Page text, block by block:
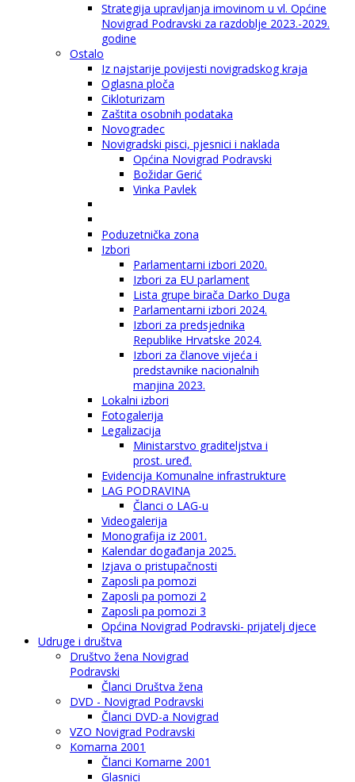
Strategija upravljanja imovinom u vl. Općine
Novigrad Podravski za razdoblje 2023.-2029.
godine
Ostalo
Iz najstarije povijesti novigradskog kraja
Oglasna ploča
Cikloturizam
Zaštita osobnih podataka
Novogradec
Novigradski pisci, pjesnici i naklada
Općina Novigrad Podravski
Božidar Gerić
Vinka Pavlek
Poduzetnička zona
Izbori
Parlamentarni izbori 2020.
Izbori za EU parlament
Lista grupe birača Darko Duga
Parlamentarni izbori 2024.
Izbori za predsjednika
Republike Hrvatske 2024.
Izbori za članove vijeća i
predstavnike nacionalnih
manjina 2023.
Lokalni izbori
Fotogalerija
Legalizacija
Ministarstvo graditeljstva i
prost. uređ.
Evidencija Komunalne infrastrukture
LAG PODRAVINA
Članci o LAG-u
Videogalerija
Monografija iz 2001.
Kalendar događanja 2025.
Izjava o pristupačnosti
Zaposli pa pomozi
Zaposli pa pomozi 2
Zaposli pa pomozi 3
Općina Novigrad Podravski- prijatelj djece
Udruge i društva
Društvo žena Novigrad
Podravski
Članci Društva žena
DVD - Novigrad Podravski
Članci DVD-a Novigrad
VZO Novigrad Podravski
Komarna 2001
Članci Komarne 2001
Glasnici